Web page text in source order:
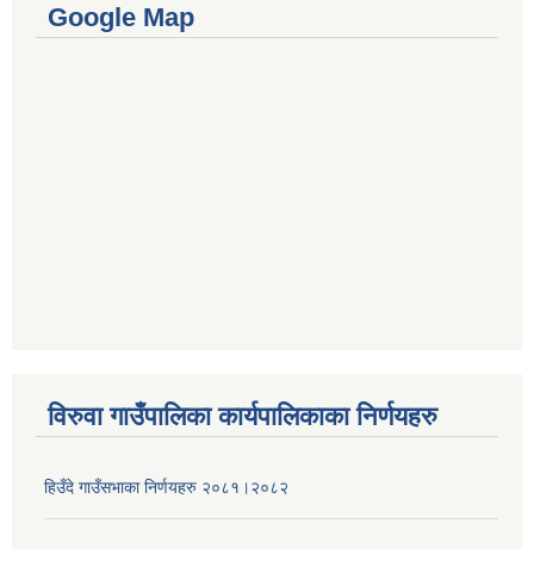
Google Map
विरुवा गाउँपालिका कार्यपालिकाका निर्णयहरु
हिउँदे गाउँसभाका निर्णयहरु २०८१।२०८२